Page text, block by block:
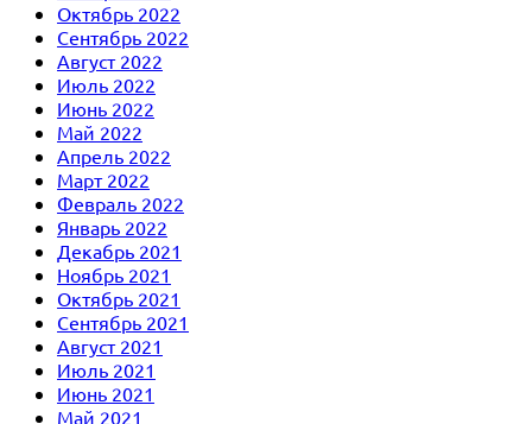
Октябрь 2022
Сентябрь 2022
Август 2022
Июль 2022
Июнь 2022
Май 2022
Апрель 2022
Март 2022
Февраль 2022
Январь 2022
Декабрь 2021
Ноябрь 2021
Октябрь 2021
Сентябрь 2021
Август 2021
Июль 2021
Июнь 2021
Май 2021